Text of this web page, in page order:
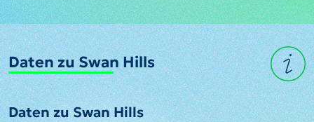
Daten zu Swan Hills
Daten zu Swan Hills